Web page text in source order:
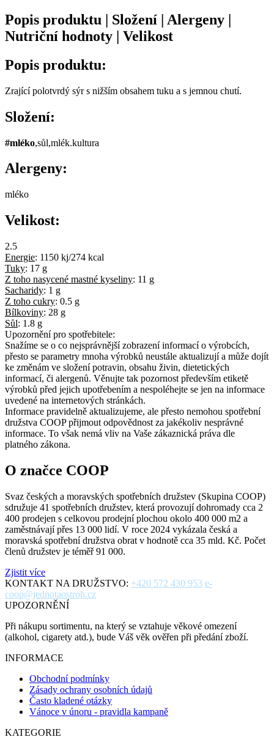
Popis produktu | Složení | Alergeny |
Nutriční hodnoty | Velikost
Popis produktu:
Zrající polotvrdý sýr s nižším obsahem tuku a s jemnou chutí.
Složení:
#mléko,sůl,mlék.kultura
Alergeny:
mléko
Velikost:
2.5
Energie: 1150 kj/274 kcal
Tuky: 17 g
Z toho nasycené mastné kyseliny: 11 g
Sacharidy: 1 g
Z toho cukry: 0.5 g
Bílkoviny: 28 g
Sůl: 1.8 g
Upozornění pro spotřebitele:
Snažíme se o co nejsprávnější zobrazení informací o výrobcích,
přesto se parametry mnoha výrobků neustále aktualizují a může dojít
ke změnám ve složení potravin, obsahu živin, dietetických
informací, či alergenů. Věnujte tak pozornost především etiketě
výrobků před jejich upotřebením a nespoléhejte se jen na informace
uvedené na internetových stránkách.
Informace pravidelně aktualizujeme, ale přesto nemohou spotřební
družstva COOP přijmout odpovědnost za jakékoliv nesprávné
informace. To však nemá vliv na Vaše zákaznická práva dle
platného zákona.
O značce COOP
Svaz českých a moravských spotřebních družstev (Skupina COOP)
sdružuje 41 spotřebních družstev, která provozují dohromady cca 2
400 prodejen s celkovou prodejní plochou okolo 400 000 m2 a
zaměstnávají přes 13 000 lidí. V roce 2024 vykázala česká a
moravská spotřební družstva obrat v hodnotě cca 35 mld. Kč. Počet
členů družstev je téměř 91 000.
Zjistit více
KONTAKT NA DRUŽSTVO: +420 572 430 953 e-
coop@jednotaostroh.cz
UPOZORNĚNÍ
Při nákupu sortimentu, na který se vztahuje věkové omezení
(alkohol, cigarety atd.), bude Váš věk ověřen při předání zboží.
INFORMACE
Obchodní podmínky
Zásady ochrany osobních údajů
Často kladené otázky
Vánoce v únoru - pravidla kampaně
KATEGORIE